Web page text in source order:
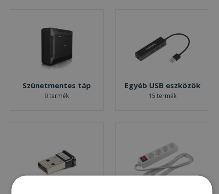
Szünetmentes táp
0 termék
Egyéb USB eszközök
15 termék